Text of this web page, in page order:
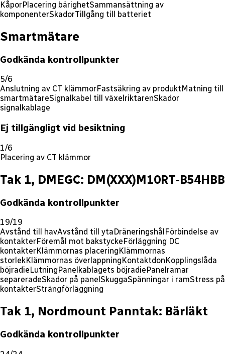
KåporPlacering bärighetSammansättning av
komponenterSkadorTillgång till batteriet
Smartmätare
Godkända kontrollpunkter
5/6
Anslutning av CT klämmor Fastsäkring av produktMatning till
smartmätareSignalkabel till växelriktarenSkador
signalkablage
Ej tillgängligt vid besiktning
1/6
Placering av CT klämmor
Tak 1, DMEGC: DM(XXX)M10RT-B54HBB
Godkända kontrollpunkter
19/19
Avstånd till havAvstånd till yta Dräneringshål Förbindelse av
kontakter Föremål mot bakstycke Förläggning DC
kontakter Klämmornas placeringKlämmornas
storlekKlämmornas överlappningKontaktdon Kopplingslåda
böjradie LutningPanelkablagets böjradie Panelramar
separeradeSkador på panel SkuggaSpänningar i ramStress på
kontakterSträngförläggning
Tak 1, Nordmount Panntak: Bärläkt
Godkända kontrollpunkter